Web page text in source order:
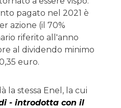
pagato nel 2021 è
azione (il 70%
riferito all'anno
al dividendo minimo
euro.
la stessa Enel, la cui
- introdotta con il